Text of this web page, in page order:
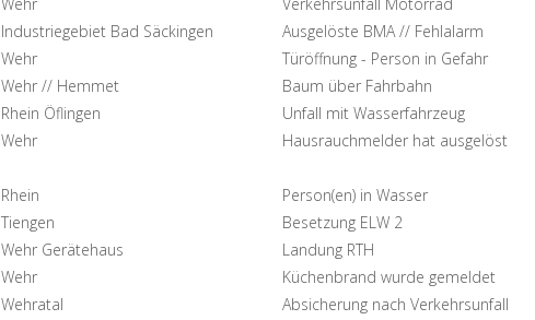
Wehr Verkehrsunfall Motorrad
Industriegebiet Bad Säckingen Ausgelöste BMA // Fehlalarm
Wehr Türöffnung - Person in Gefahr
Wehr // Hemmet Baum über Fahrbahn
Rhein Öflingen Unfall mit Wasserfahrzeug
Wehr Hausrauchmelder hat ausgelöst
Rhein Person(en) in Wasser
Tiengen Besetzung ELW 2
Wehr Gerätehaus Landung RTH
Wehr Küchenbrand wurde gemeldet
Wehratal Absicherung nach Verkehrsunfall